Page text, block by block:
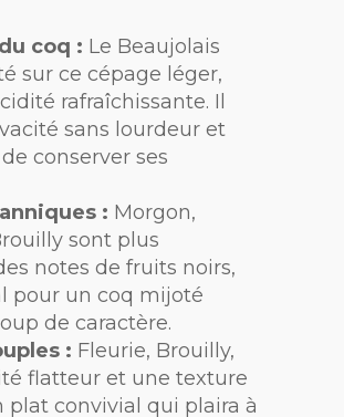
coq : Le Beaujolais
sur ce cépage léger,
rafraîchissante. Il
sans lourdeur et
conserver ses
: Morgon,
sont plus
notes de fruits noirs,
pour un coq mijoté
de caractère.
: Fleurie, Brouilly,
flatteur et une texture
plat convivial qui plaira à